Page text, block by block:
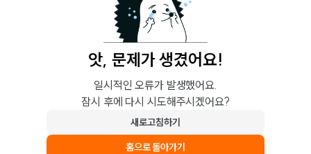
앗, 문제가 생겼어요!
일시적인 오류가 발생했어요.
잠시 후에 다시 시도해주시겠어요?
새로고침하기
홈으로 돌아가기